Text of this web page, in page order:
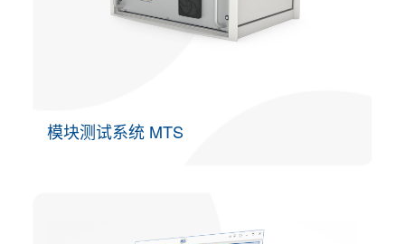
模块测试系统 MTS